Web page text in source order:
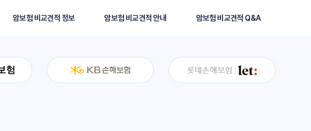
암보험 비교견적 정보 암보험 비교견적 안내 암보험 비교견적 Q&A